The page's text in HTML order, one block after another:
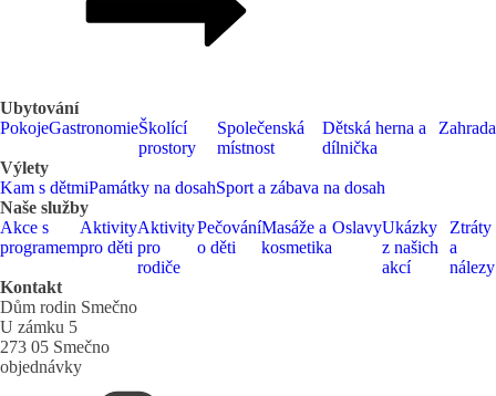
Ubytování
PokojeGastronomieŠkolící
prostory
Společenská
místnost
Dětská herna a
dílnička
Zahrada
Výlety
Kam s dětmiPamátky na dosahSport a zábava na dosah
Naše služby
Akce s
programem
Aktivity
pro děti
Aktivity
pro
rodiče
Pečování
o děti
Masáže a
kosmetika
OslavyUkázky
z našich
akcí
Ztráty
a
nálezy
Kontakt
Dům rodin Smečno
U zámku 5
273 05 Smečno
objednávky